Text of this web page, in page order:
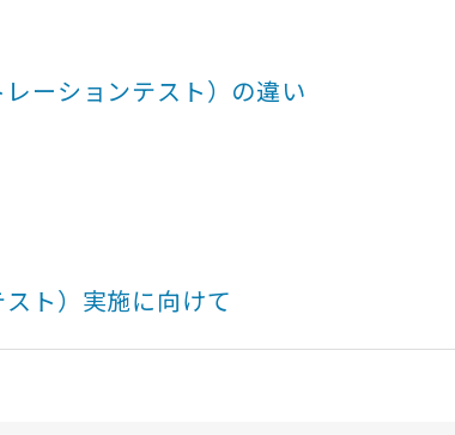
ーションテスト）の違い
ト）実施に向けて